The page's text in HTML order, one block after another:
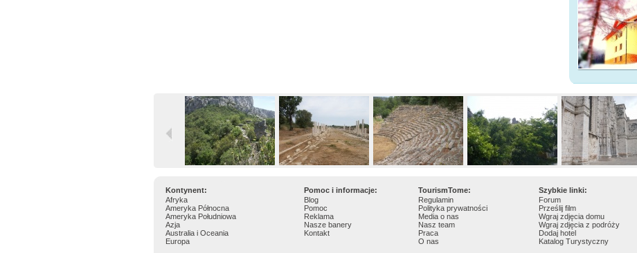
Kontynent: Pomoc i informacje: TourismTome: Szybkie linki:
Afryka
Ameryka Północna
Ameryka Południowa
Azja
Australia i Oceania
Europa
Blog
Pomoc
Reklama
Nasze banery
Kontakt
Regulamin
Polityka prywatności
Media o nas
Nasz team
Praca
O nas
Forum
Prześlij film
Wgraj zdjęcia domu
Wgraj zdjęcia z podróży
Dodaj hotel
Katalog Turystyczny